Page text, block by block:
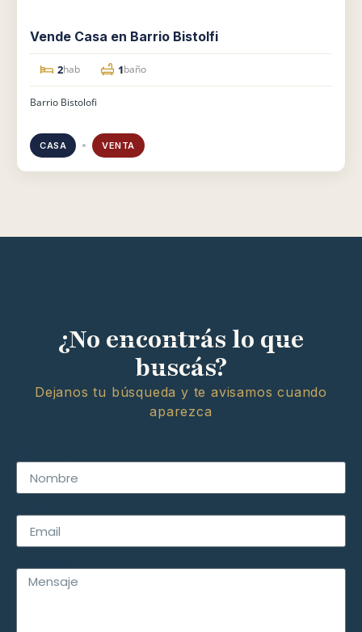
Vende Casa en Barrio Bistolfi
2hab 1baño
Barrio Bistolofi
CASA VENTA
¿No encontrás lo que
buscás?
Dejanos tu búsqueda y te avisamos cuando
aparezca